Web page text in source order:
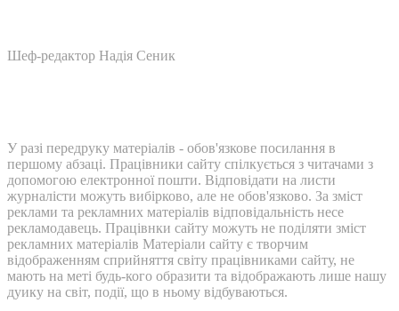
Шеф-редактор Надія Сеник
У разі передруку матеріалів - обов'язкове посилання в
першому абзаці. Працівники сайту спілкується з читачами з
допомогою електронної пошти. Відповідати на листи
журналісти можуть вибірково, але не обов'язково. За зміст
реклами та рекламних матеріалів відповідальність несе
рекламодавець. Працівнки сайту можуть не поділяти зміст
рекламних матеріалів Матеріали сайту є творчим
відображенням сприйняття світу працівниками сайту, не
мають на меті будь-кого образити та відображають лише нашу
дуику на світ, події, що в ньому відбуваються.